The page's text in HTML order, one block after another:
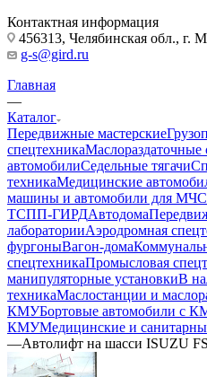
Контактная информация
456313, Челябинская обл., г.
g-s@gird.ru
Главная
—
Каталог
Передвижные мастерские
спецтехникаМаслораздаточные
автомобилиСедельные тягачи
техникаМедицинские
машины и автомобили для МЧС
ТСПП-ГИРДАвтодома
лабораторииАэродромная
фургоныВагон-дома
спецтехникаПромысловая
манипуляторные установкиВ
техникаМаслостанции и
КМУБортовые автомобили с
КМУМедицинские и
—Автолифт на шасси ISUZU